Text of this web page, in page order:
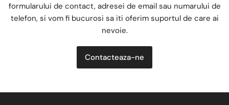
formularului de contact, adresei de email sau numarului de
telefon, si vom fi bucurosi sa iti oferim suportul de care ai
nevoie.
Contacteaza-ne